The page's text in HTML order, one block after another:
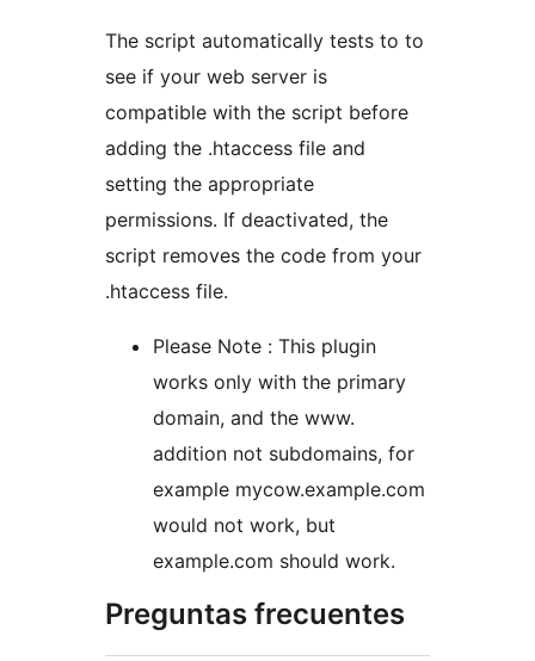
The script automatically tests to to
see if your web server is
compatible with the script before
adding the .htaccess file and
setting the appropriate
permissions. If deactivated, the
script removes the code from your
.htaccess file.
Please Note : This plugin
works only with the primary
domain, and the www.
addition not subdomains, for
example mycow.example.com
would not work, but
example.com should work.
Preguntas frecuentes